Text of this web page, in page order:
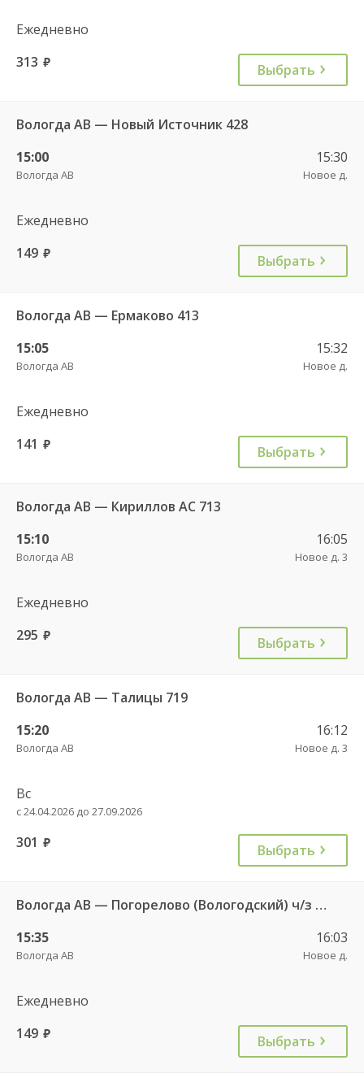
Ежедневно
313 руб. Выбрать
Вологда АВ — Новый Источник 428
15:00
Вологда АВ
15:30
Новое д.
Ежедневно
149 руб. Выбрать
Вологда АВ — Ермаково 413
15:05
Вологда АВ
15:32
Новое д.
Ежедневно
141 руб. Выбрать
Вологда АВ — Кириллов АС 713
15:10
Вологда АВ
16:05
Новое д. 3
Ежедневно
295 руб. Выбрать
Вологда АВ — Талицы 719
15:20
Вологда АВ
16:12
Новое д. 3
Вс
с 24.04.2026 до 27.09.2026
301 руб. Выбрать
Вологда АВ — Погорелово (Вологодский) ч/з Новый Источник 422
15:35
Вологда АВ
16:03
Новое д.
Ежедневно
149 руб. Выбрать